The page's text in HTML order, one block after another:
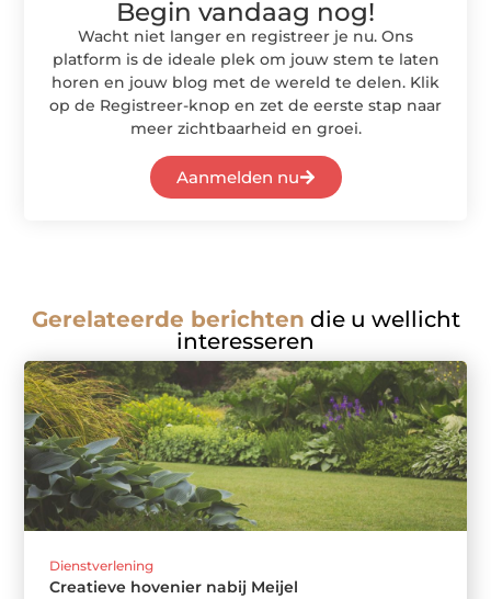
Begin vandaag nog!
Wacht niet langer en registreer je nu. Ons
platform is de ideale plek om jouw stem te laten
horen en jouw blog met de wereld te delen. Klik
op de Registreer-knop en zet de eerste stap naar
meer zichtbaarheid en groei.
Aanmelden nu
Gerelateerde berichten die u wellicht
interesseren
Dienstverlening
Creatieve hovenier nabij Meijel